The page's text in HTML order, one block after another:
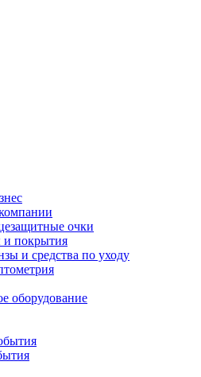
очки
покрытия
и средства по уходу
оборудование